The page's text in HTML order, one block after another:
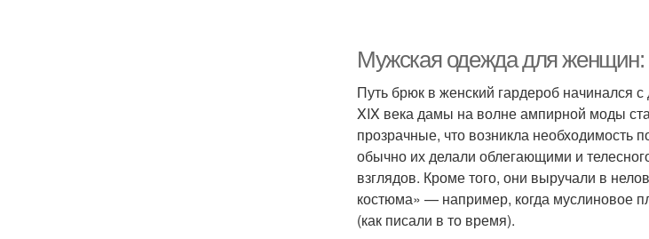
Мужская одежда для
Путь брюк в женский гардероб начинался
XIX века дамы на волне ампирной моды
прозрачные, что возникла необходимость
обычно их делали облегающими и
взглядов. Кроме того, они выручали в
костюма» — например, когда муслиновое
(как писали в то время).